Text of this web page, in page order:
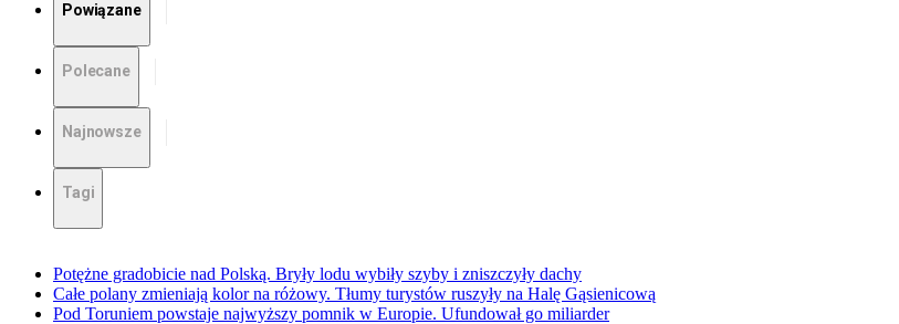
Powiązane
Polecane
Najnowsze
Tagi
Potężne gradobicie nad Polską. Bryły lodu wybiły szyby i zniszczyły dachy
Całe polany zmieniają kolor na różowy. Tłumy turystów ruszyły na Halę Gąsienicową
Pod Toruniem powstaje najwyższy pomnik w Europie. Ufundował go miliarder